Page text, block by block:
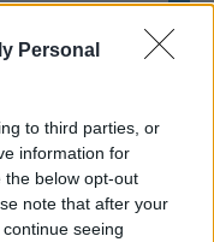
Personal
to third parties, or
information for
the below opt-out
note that after your
seeing
Περούτζια του 2000
Tο τρίτο